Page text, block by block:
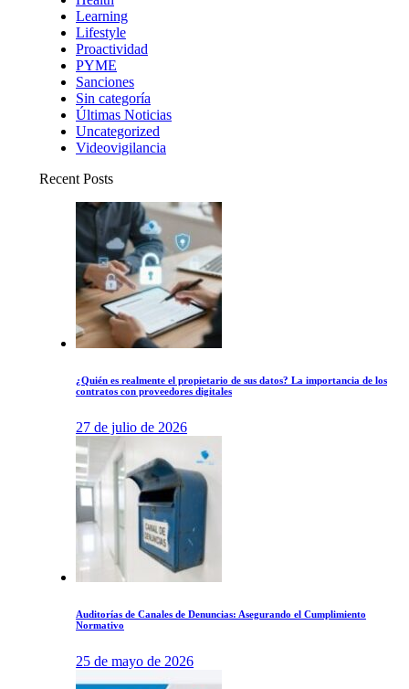
Learning
Lifestyle
Proactividad
PYME
Sanciones
Sin categoría
Últimas Noticias
Uncategorized
Videovigilancia
Recent Posts
¿Quién es realmente el propietario de sus datos? La importancia de los
contratos con proveedores digitales
27 de julio de 2026
Auditorías de Canales de Denuncias: Asegurando el Cumplimiento
Normativo
25 de mayo de 2026